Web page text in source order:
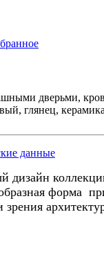
дверьми,
глянец,
данные
форма
зрения